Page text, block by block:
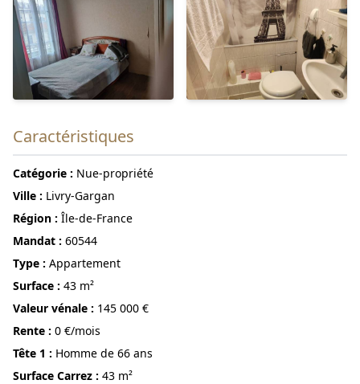
Caractéristiques
Catégorie : Nue-propriété
ville : Livry-Gargan
région : Île-de-France
Mandat : 60544
Type : Appartement
surface : 43 m²
Valeur vénale : 145 000 €
Rente : 0 €/mois
Tête 1 : Homme de 66 ans
Surface Carrez : 43 m²